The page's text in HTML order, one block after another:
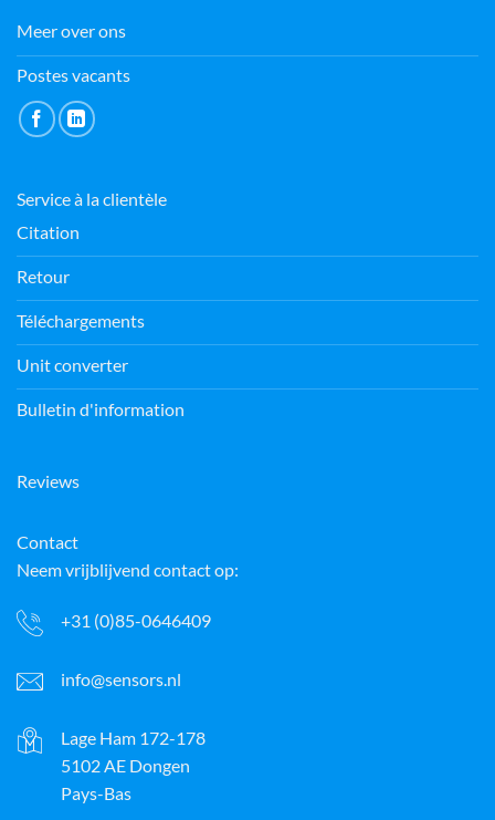
Meer over ons
Postes vacants
Service à la clientèle
Citation
Retour
Téléchargements
Unit converter
Bulletin d'information
Reviews
Contact
Neem vrijblijvend contact op:
+31 (0)85-0646409
info@sensors.nl
Lage Ham 172-178
5102 AE Dongen
Pays-Bas